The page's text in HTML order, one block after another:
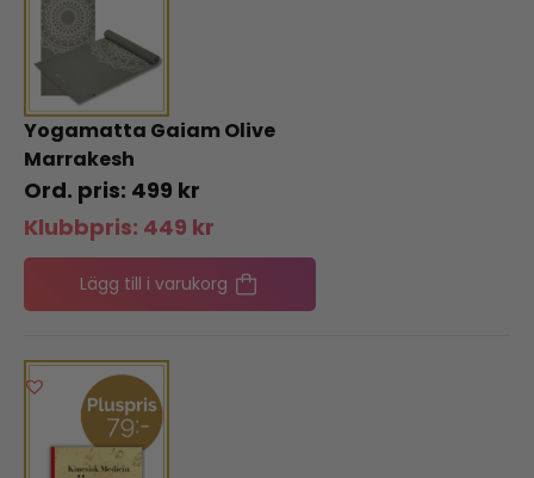
Yogamatta Gaiam Olive
Marrakesh
499 kr
Klubbpris: 449 kr
Lägg till i varukorg